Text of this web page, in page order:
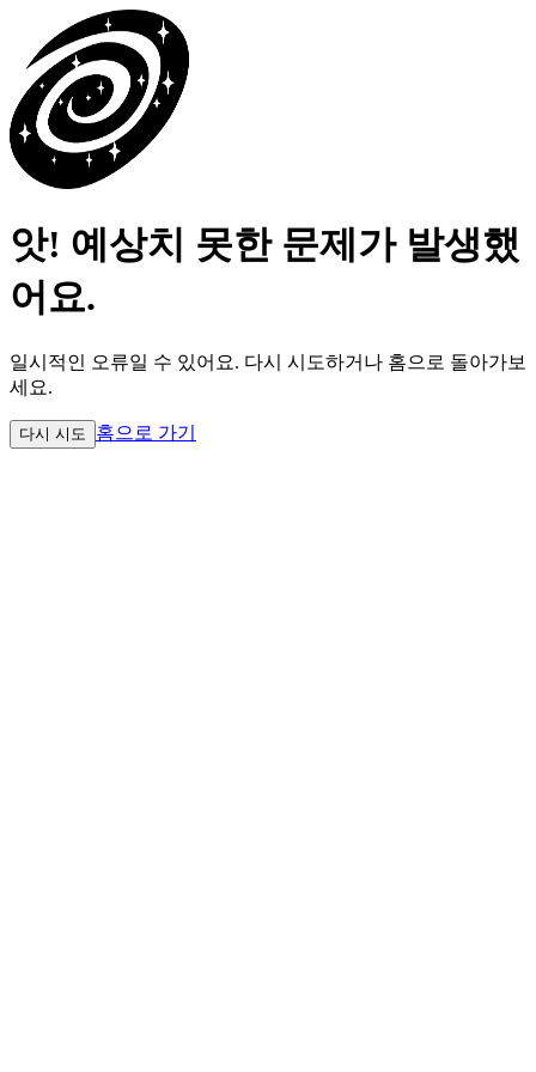
앗! 예상치 못한 문제가 발생했
어요.
일시적인 오류일 수 있어요. 다시 시도하거나 홈으로 돌아가보
세요.
다시 시도 홈으로 가기